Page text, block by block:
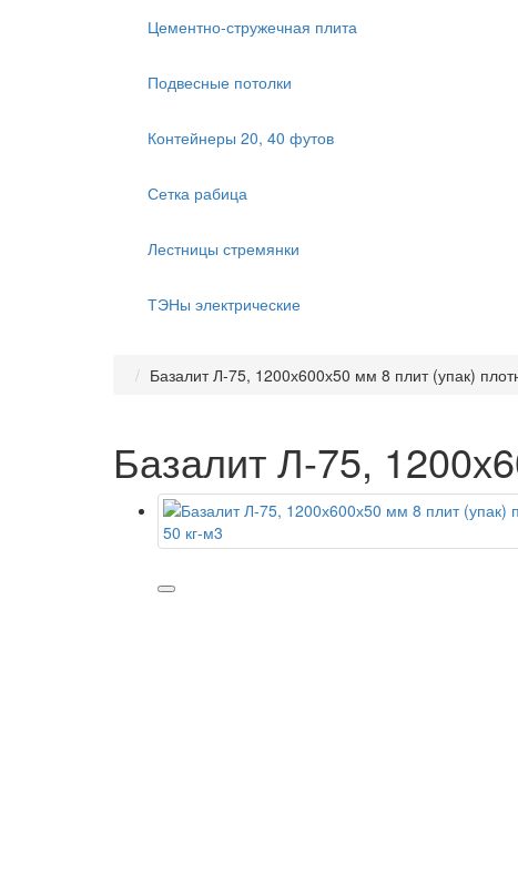
Цементно-стружечная плита
Подвесные потолки
Контейнеры 20, 40 футов
Сетка рабица
Лестницы стремянки
ТЭНы электрические
Базалит Л-75, 1200х600х50 мм 8 плит (упак)
Базалит Л-75,